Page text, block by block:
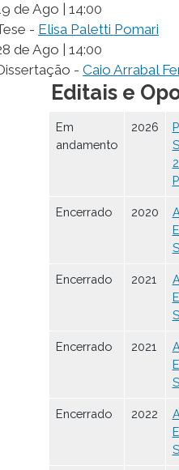
de Ago | 14:00
- Elisa Paletti Pomari
de Ago | 14:00
- Caio Arrabal
Editais e
Em
andamento
2026
Encerrado 2020
Encerrado 2021
Encerrado 2021
Encerrado 2022